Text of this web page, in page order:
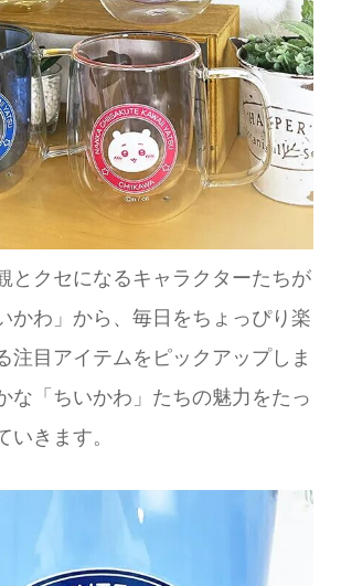
とクセになるキャラクターたちが
かわ」から、毎日をちょっぴり楽
注目アイテムをピックアップしま
な「ちいかわ」たちの魅力をたっ
きます。